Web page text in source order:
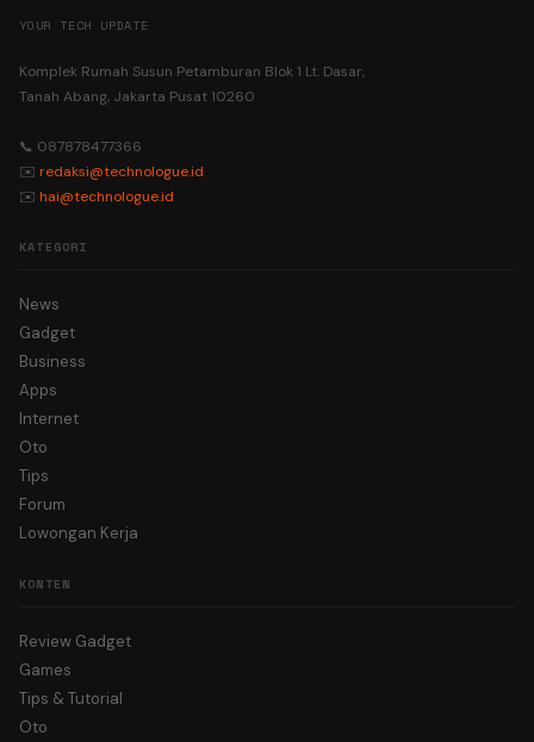
YOUR TECH UPDATE
Komplek Rumah Susun Petamburan Blok 1 Lt. Dasar,
Tanah Abang, Jakarta Pusat 10260
📞 087878477366
✉️ redaksi@technologue.id
✉️ hai@technologue.id
KATEGORI
News
Gadget
Business
Apps
Internet
Oto
Tips
Forum
Lowongan Kerja
KONTEN
Review Gadget
Games
Tips & Tutorial
Oto